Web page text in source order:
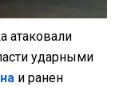
атаковали
ударными
и ранен